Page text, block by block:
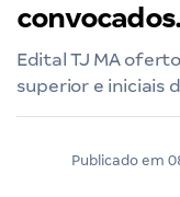
Edital TJ MA
superior e iniciais
Publicado em